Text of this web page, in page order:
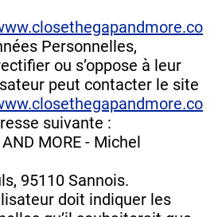
Personnelles,
ou s’oppose à leur
peut contacter le site
suivante :
MORE - Michel
95110 Sannois.
doit indiquer les